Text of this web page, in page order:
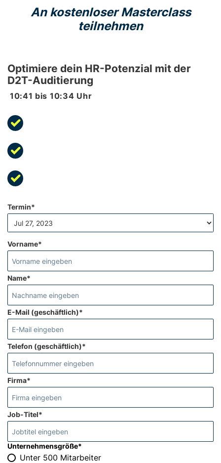
An kostenloser Masterclass
teilnehmen
Optimiere dein HR-Potenzial mit der
D2T-Auditierung
10:41 bis 10:34 Uhr
Termin*
Vorname*
Name*
E-Mail (geschäftlich)*
Telefon (geschäftlich)*
Firma*
Job-Titel*
Unternehmensgröße*
Unter 500 Mitarbeiter